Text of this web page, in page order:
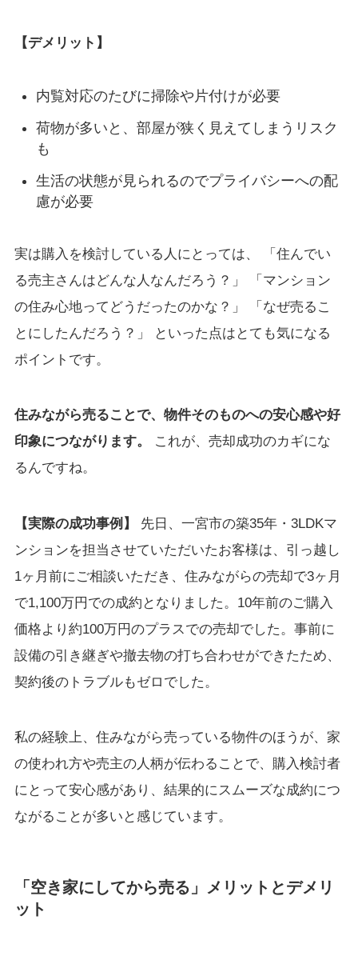
【デメリット】
内覧対応のたびに掃除や片付けが必要
荷物が多いと、部屋が狭く見えてしまうリスク
も
生活の状態が見られるのでプライバシーへの配
慮が必要
実は購入を検討している人にとっては、 「住んでい
る売主さんはどんな人なんだろう？」 「マンション
の住み心地ってどうだったのかな？」 「なぜ売るこ
とにしたんだろう？」 といった点はとても気になる
ポイントです。
住みながら売ることで、物件そのものへの安心感や好
印象につながります。
これが、売却成功のカギにな
るんですね。
【実際の成功事例】
先日、一宮市の築35年・3LDKマ
ンションを担当させていただいたお客様は、引っ越し
1ヶ月前にご相談いただき、住みながらの売却で3ヶ月
で1,100万円での成約となりました。10年前のご購入
価格より約100万円のプラスでの売却でした。事前に
設備の引き継ぎや撤去物の打ち合わせができたため、
契約後のトラブルもゼロでした。
私の経験上、住みながら売っている物件のほうが、家
の使われ方や売主の人柄が伝わることで、購入検討者
にとって安心感があり、結果的にスムーズな成約につ
ながることが多いと感じています。
「空き家にしてから売る」メリットとデメリ
ット